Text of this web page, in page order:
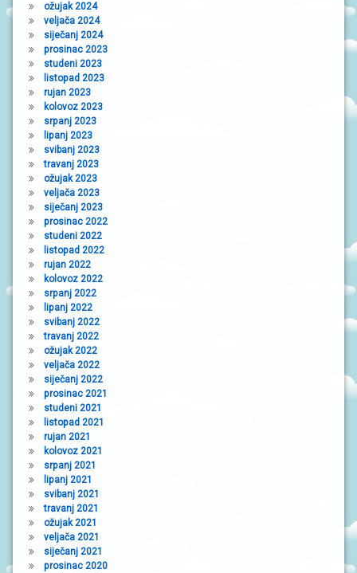
ožujak 2024
veljača 2024
siječanj 2024
prosinac 2023
studeni 2023
listopad 2023
rujan 2023
kolovoz 2023
srpanj 2023
lipanj 2023
svibanj 2023
travanj 2023
ožujak 2023
veljača 2023
siječanj 2023
prosinac 2022
studeni 2022
listopad 2022
rujan 2022
kolovoz 2022
srpanj 2022
lipanj 2022
svibanj 2022
travanj 2022
ožujak 2022
veljača 2022
siječanj 2022
prosinac 2021
studeni 2021
listopad 2021
rujan 2021
kolovoz 2021
srpanj 2021
lipanj 2021
svibanj 2021
travanj 2021
ožujak 2021
veljača 2021
siječanj 2021
prosinac 2020